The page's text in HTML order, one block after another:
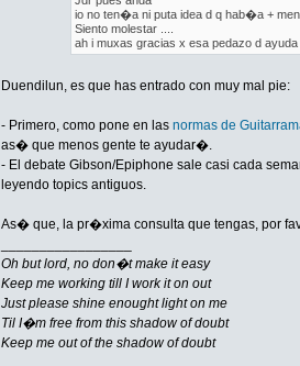
io no ten�a ni puta idea d q hab�a +
Siento molestar ....
ah i muxas gracias x esa pedazo d
Duendilun, es que has entrado con muy mal pie:
- Primero, como pone en las normas de
as� que menos gente te ayudar�.
- El debate Gibson/Epiphone sale casi cada
leyendo topics antiguos.
As� que, la pr�xima consulta que tengas, por
Oh but lord, no don�t make it easy
Keep me working till I work it on out
Just please shine enought light on me
Til I�m free from this shadow of doubt
Keep me out of the shadow of doubt